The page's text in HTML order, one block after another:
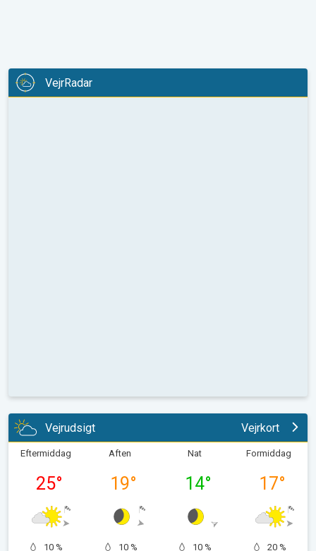
VejrRadar
Vejrudsigt Vejrkort
Eftermiddag
25°
10 %
Aften
19°
10 %
Nat
14°
10 %
Formiddag
17°
20 %